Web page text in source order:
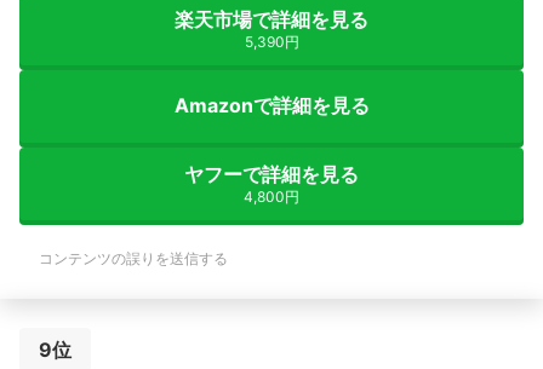
楽天市場で詳細を見る
5,390円
Amazonで詳細を見る
ヤフーで詳細を見る
4,800円
コンテンツの誤りを送信する
9位